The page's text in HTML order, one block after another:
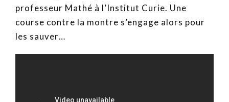
professeur Mathé à l’Institut Curie. Une
course contre la montre s’engage alors pour
les sauver…